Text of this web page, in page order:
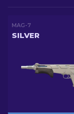
MAG-7
SILVER